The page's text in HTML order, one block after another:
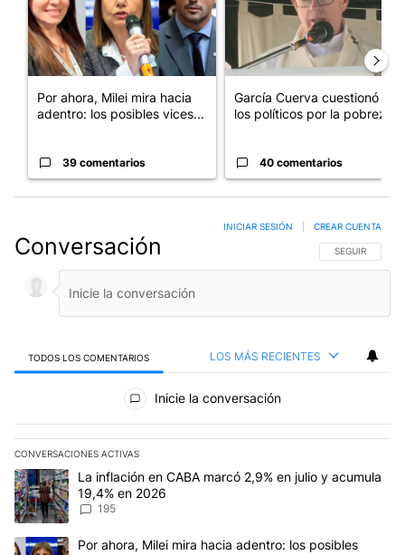
Por ahora, Milei mira hacia
adentro: los posibles vices...
39 comentarios
García Cuerva cuestionó a
los políticos por la pobreza
40 comentarios
Conversación SIGA ESTA
SEGUIR
INICIAR SESIÓN CREAR CUENTA
TODOS LOS COMENTARIOS LOS MÁS RECIENTES
Todos los comentarios
Inicie la conversación
CONVERSACIONES ACTIVAS
Este listado muestra los artículos con más comentarios en los
Un artículo de tendencia con el título "La inflación en CABA
La inflación en CABA marcó 2,9% en julio y acumula
19,4% en 2026
195
Un artículo de tendencia con el título "Por ahora, Milei mira hacia
Por ahora, Milei mira hacia adentro: los posibles